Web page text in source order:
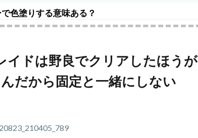
で色塗りする意味ある？
イドは野良でクリアしたほうが
だから固定と一緒にしない